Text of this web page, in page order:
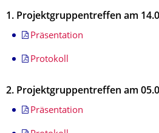
1. Projektgruppentreffen am
Präsentation
Protokoll
2. Projektgruppentreffen am
Präsentation